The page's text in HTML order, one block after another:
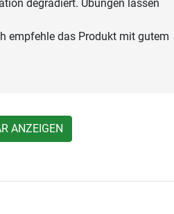
degradiert. Übungen lassen
empfehle das Produkt mit gutem
ANZEIGEN